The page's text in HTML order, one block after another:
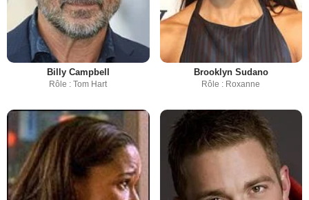
Billy Campbell
Rôle : Tom Hart
Brooklyn Sudano
Rôle : Roxanne